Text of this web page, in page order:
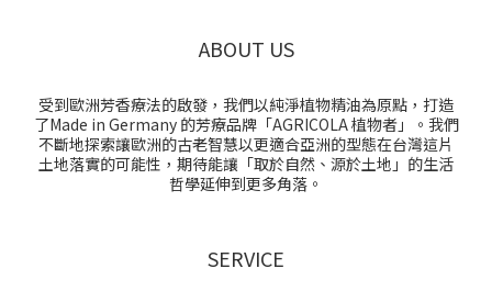
ABOUT US
受到歐洲芳香療法的啟發，我們以純淨植物精油為原點，打造
了Made in Germany 的芳療品牌「AGRICOLA 植物者」。我們
不斷地探索讓歐洲的古老智慧以更適合亞洲的型態在台灣這片
土地落實的可能性，期待能讓「取於自然、源於土地」的生活
哲學延伸到更多角落。
SERVICE